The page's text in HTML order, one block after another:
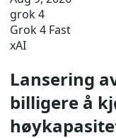
grok 4
Grok 4 Fast
xAI
Lansering
billigere å